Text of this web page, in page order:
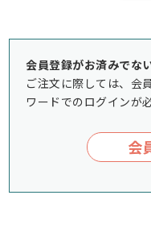
会員登録がお済みでな
ご注文に際しては、会
ワードでのログインが
会